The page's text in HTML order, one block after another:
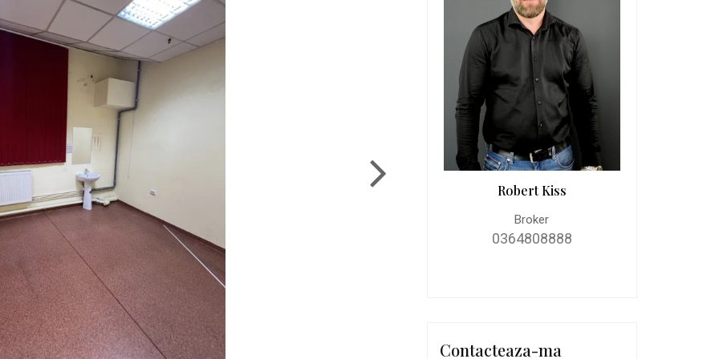
Robert Kiss
Broker
0364808888
Contacteaza-ma